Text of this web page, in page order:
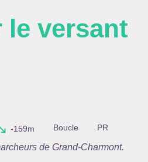
le versant
-159m Boucle PR
de Grand-Charmont.